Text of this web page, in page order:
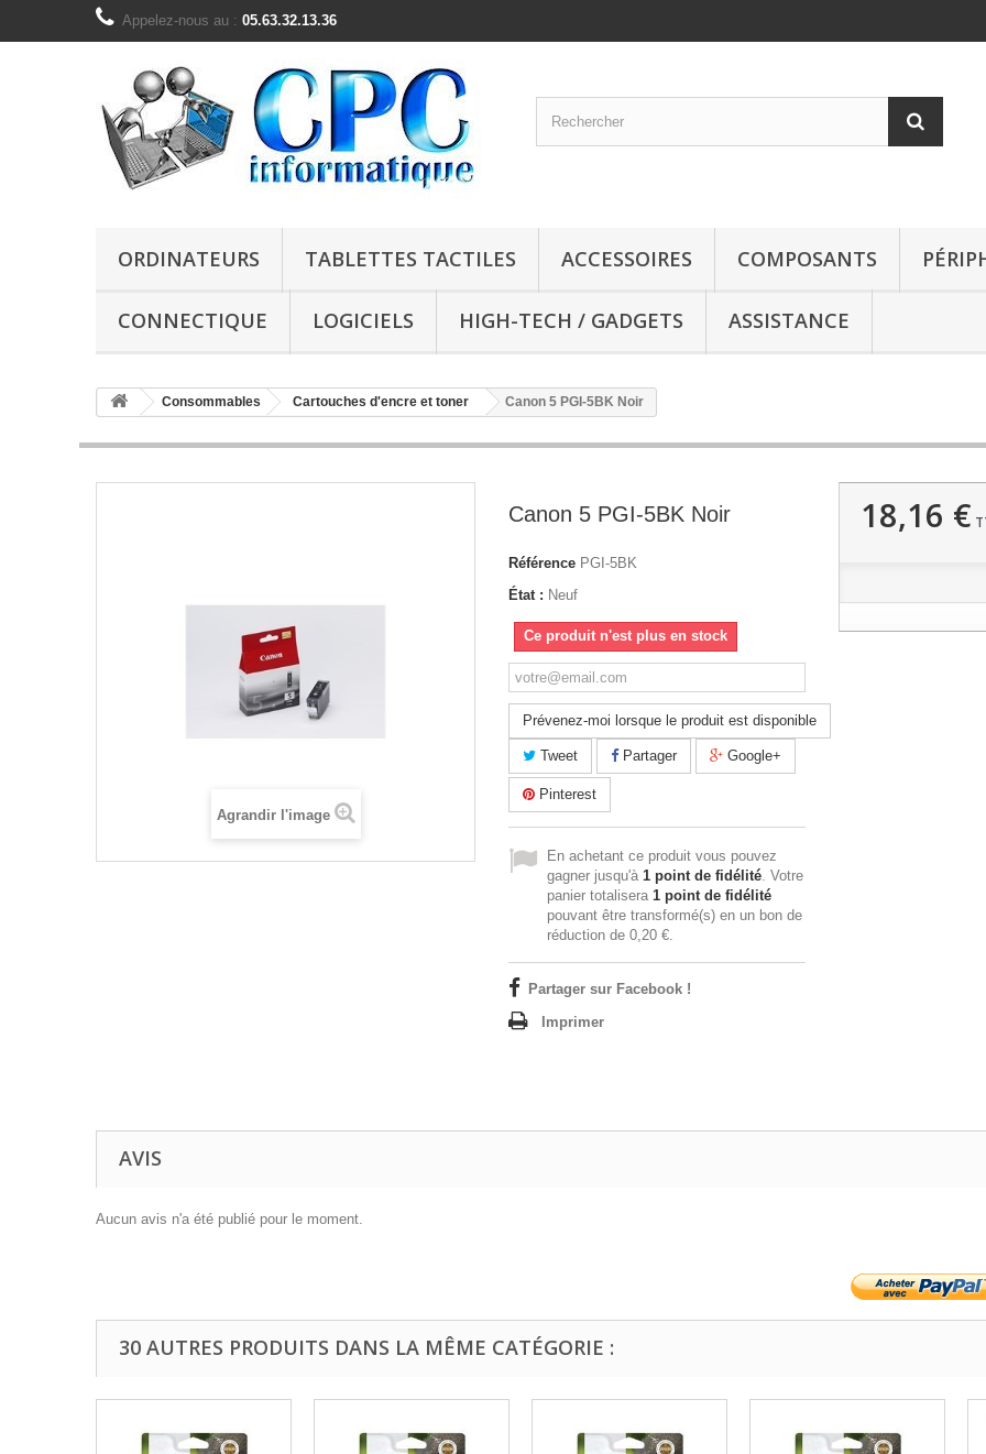
Appelez-nous au : 05.63.32.13.36
ORDINATEURS TABLETTES TACTILES ACCESSOIRES COMPOSANTS
CONNECTIQUE LOGICIELS HIGH-TECH / GADGETS ASSISTANCE
Consommables Cartouches d'encre et toner Canon 5 PGI-5BK Noir
Agrandir l'image
Canon 5 PGI-5BK Noir
Référence PGI-5BK
État : Neuf
Ce produit n'est plus en stock
Prévenez-moi lorsque le produit est disponible
Tweet Partager Google+
Pinterest
En achetant ce produit vous pouvez
gagner jusqu'à 1 point de fidélité. Votre
panier totalisera 1 point de fidélité
pouvant être transformé(s) en un bon de
réduction de 0,20 €.
Partager sur Facebook !
Imprimer
18,16 €
AVIS
Aucun avis n'a été publié pour le moment.
30 AUTRES PRODUITS DANS LA MÊME CATÉGORIE :